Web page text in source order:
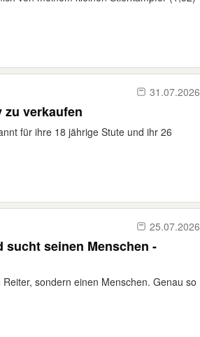
31.07.2026
zu verkaufen
für ihre 18 jährige Stute und ihr 26
25.07.2026
sucht seinen Menschen -
sondern einen Menschen. Genau so